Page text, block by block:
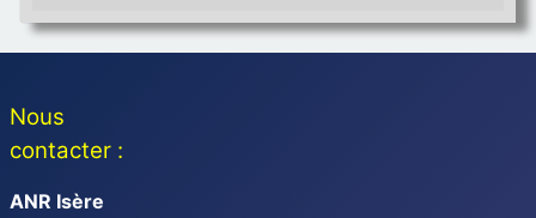
Nous
contacter :
ANR Isère